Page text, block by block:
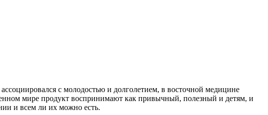
с молодостью и долголетием, в восточной медицине
мире продукт воспринимают как привычный, полезный и детям, и
и всем ли их можно есть.